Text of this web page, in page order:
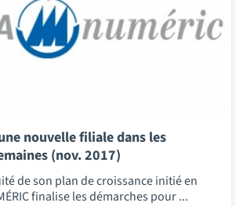
nouvelle filiale dans les
(nov. 2017)
de son plan de croissance initié en
finalise les démarches pour ...